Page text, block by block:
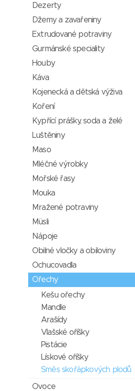
Dezerty
Džemy a zavařeniny
Extrudované potraviny
Gurmánské speciality
Houby
Káva
Kojenecká a dětská výživa
Koření
Kypřící prášky, soda a želé
Luštěniny
Maso
Mléčné výrobky
Mořské řasy
Mouka
Mražené potraviny
Müsli
Nápoje
Obilné vločky a obiloviny
Ochucovadla
Ořechy
Kešu ořechy
Mandle
Arašídy
Vlašské oříšky
Pistácie
Lískové oříšky
Směs skořápkových plodů
Ovoce